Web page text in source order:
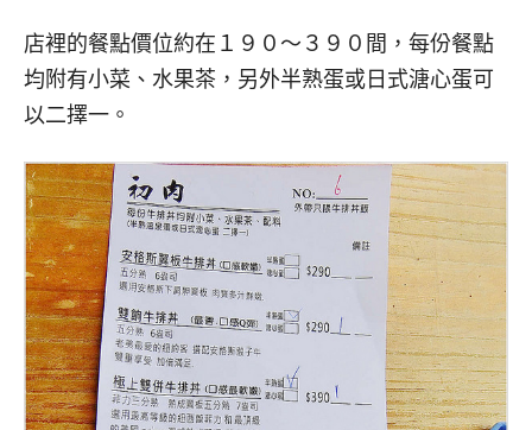
店裡的餐點價位約在１９０～３９０間，每份餐點
均附有小菜、水果茶，另外半熟蛋或日式溏心蛋可
以二擇一。